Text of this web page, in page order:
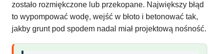
zostało rozmiękczone lub przekopane. Największy błąd
to wypompować wodę, wejść w błoto i betonować tak,
jakby grunt pod spodem nadal miał projektową nośność.